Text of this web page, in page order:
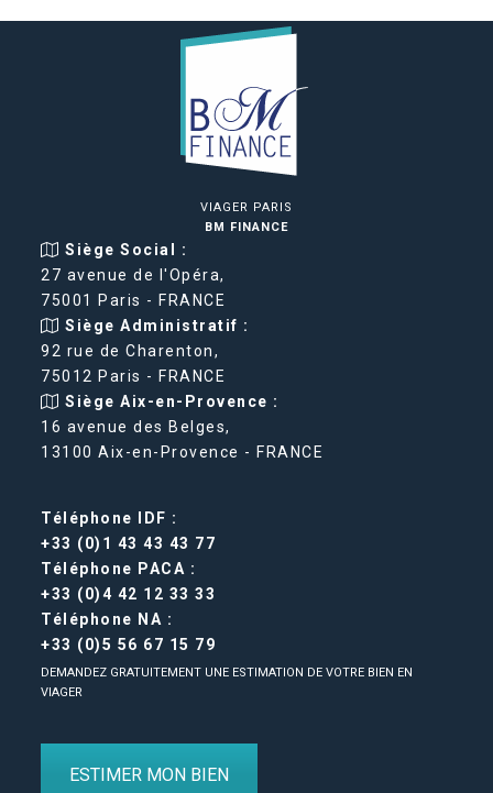
VIAGER PARIS
BM FINANCE
Siège Social :
27 avenue de l'Opéra,
75001 Paris - FRANCE
Siège Administratif :
92 rue de Charenton,
75012 Paris - FRANCE
Siège Aix-en-Provence :
16 avenue des Belges,
13100 Aix-en-Provence - FRANCE
Téléphone IDF :
+33 (0)1 43 43 43 77
Téléphone PACA :
+33 (0)4 42 12 33 33
Téléphone NA :
+33 (0)5 56 67 15 79
DEMANDEZ GRATUITEMENT UNE ESTIMATION DE VOTRE BIEN EN
VIAGER
ESTIMER MON BIEN